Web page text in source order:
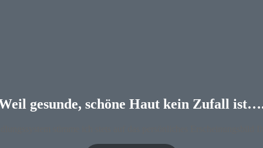
gesunde, schöne Haut kein Zufall